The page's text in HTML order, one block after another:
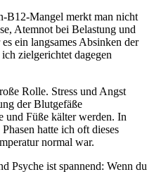
B12-Mangel merkt man nicht
Atemnot ‍bei ​Belastung und
ein langsames Absinken ‍der
zielgerichtet⁤ dagegen
Rolle. Stress und Angst⁢
der Blutgefäße⁣
und Füße ‌kälter werden.‌ In⁣
hatte ich‌ oft⁣ dieses
normal⁣ war.
Psyche⁤ ist ⁢spannend: Wenn du